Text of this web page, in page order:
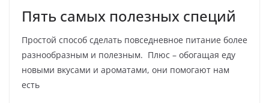
Пять самых полезных специй
Простой способ сделать повседневное питание более
разнообразным и полезным. Плюс – обогащая еду
новыми вкусами и ароматами, они помогают нам
есть